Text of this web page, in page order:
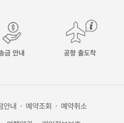
금 안내 공항 출도착
안내 · 예약조회 · 예약취소